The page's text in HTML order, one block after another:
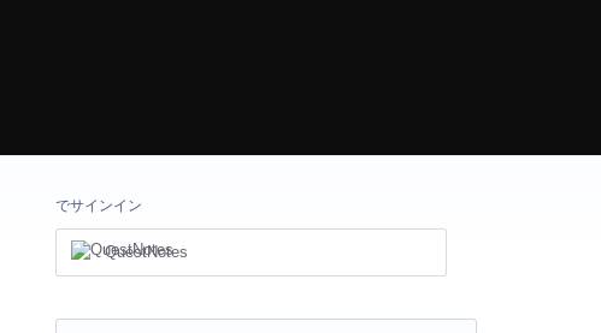
でサインイン
QuestNotes